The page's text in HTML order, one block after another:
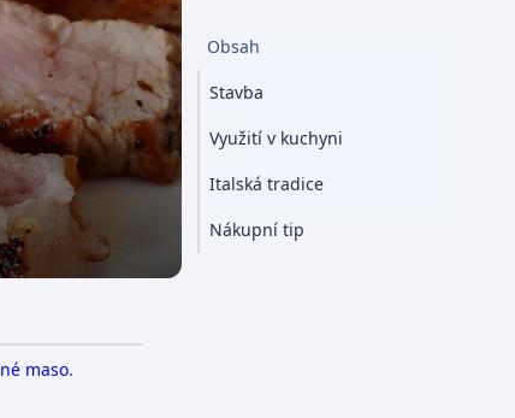
maso.
Obsah
Stavba
Využití v kuchyni
Italská tradice
Nákupní tip